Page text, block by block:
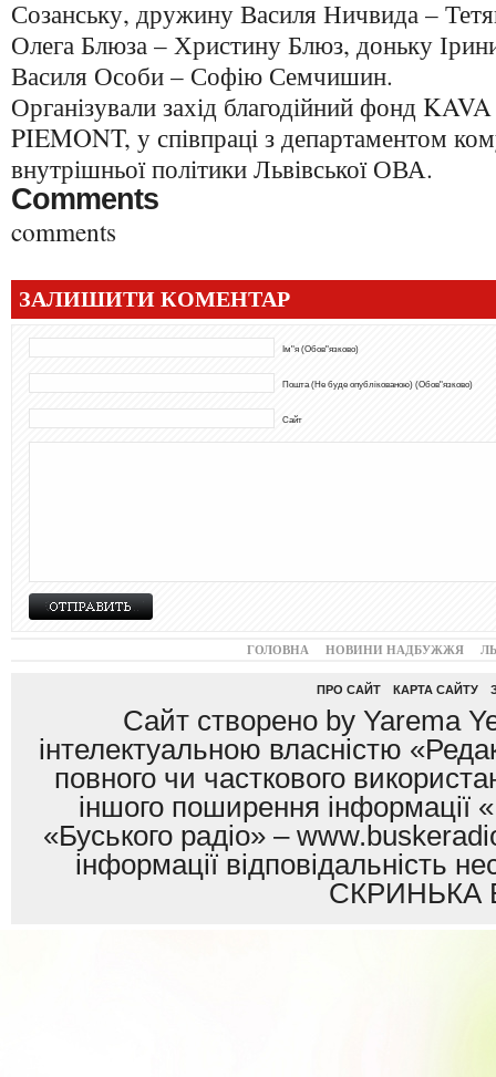
Созанську, дружину Василя Ничвида –
Олега Блюза – Христину Блюз, доньку
Василя Особи – Софію Семчишин.
Організували захід благодійний фонд
PIEMONT, у співпраці з департаментом
внутрішньої політики Львівської ОВА.
Comments
comments
ЗАЛИШИТИ КОМЕНТАР
Ім"я (Обов"язково)
Пошта (Не буде опублікованою) (Обов"язково)
Сайт
ГОЛОВНА НОВИНИ НАДБУЖЖЯ
ПРО САЙТ КАРТА САЙТУ
Сайт створено by Yarema
інтелектуальною власністю
повного чи часткового
іншого поширення інформації
«Буського радіо» –
інформації
СКРИНЬКА